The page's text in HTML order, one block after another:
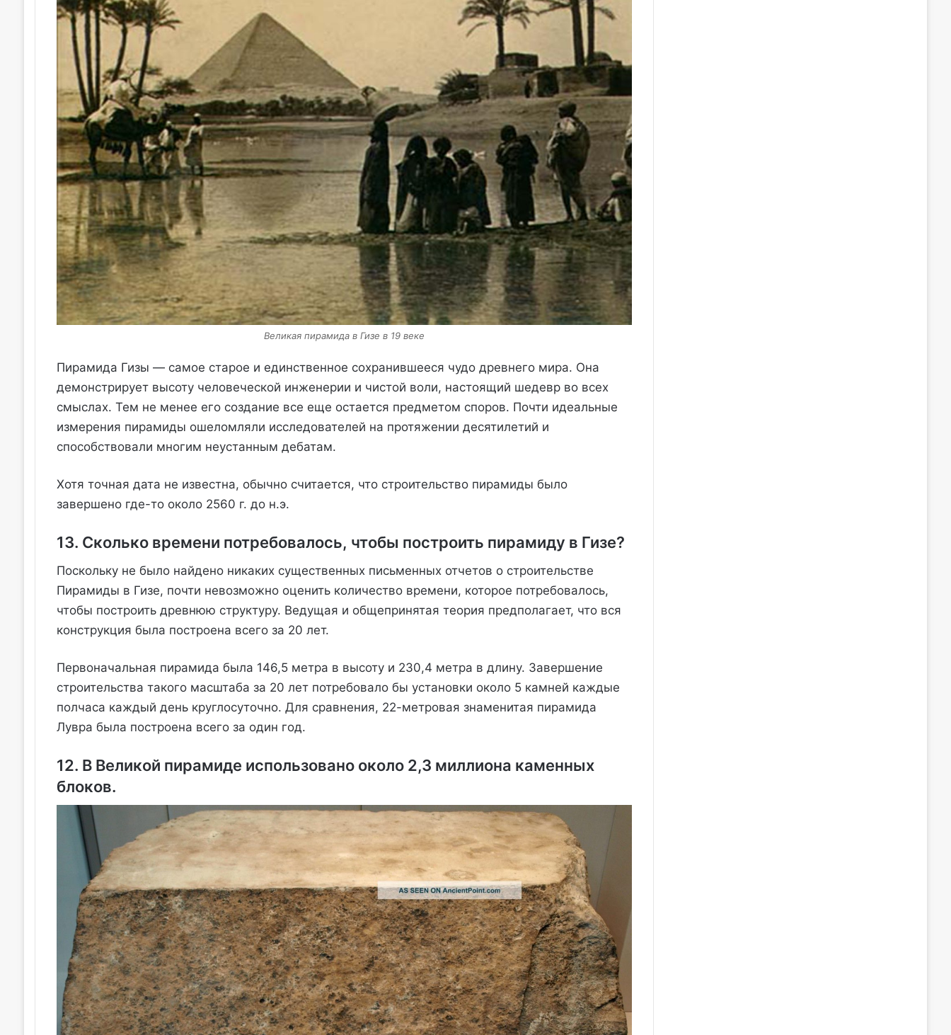
Великая пирамида в Гизе в 19 веке
Пирамида Гизы — самое старое и единственное сохранившееся чудо древнего мира. Она
демонстрирует высоту человеческой инженерии и чистой воли, настоящий шедевр во всех
смыслах. Тем не менее его создание все еще остается предметом споров. Почти идеальные
измерения пирамиды ошеломляли исследователей на протяжении десятилетий и
способствовали многим неустанным дебатам.
Хотя точная дата не известна, обычно считается, что строительство пирамиды было
завершено где-то около 2560 г. до н.э.
13. Сколько времени потребовалось, чтобы построить пирамиду в Гизе?
Поскольку не было найдено никаких существенных письменных отчетов о строительстве
Пирамиды в Гизе, почти невозможно оценить количество времени, которое потребовалось,
чтобы построить древнюю структуру. Ведущая и общепринятая теория предполагает, что вся
конструкция была построена всего за 20 лет.
Первоначальная пирамида была 146,5 метра в высоту и 230,4 метра в длину. Завершение
строительства такого масштаба за 20 лет потребовало бы установки около 5 камней каждые
полчаса каждый день круглосуточно. Для сравнения, 22-метровая знаменитая пирамида
Лувра была построена всего за один год.
12. В Великой пирамиде использовано около 2,3 миллиона каменных
блоков.